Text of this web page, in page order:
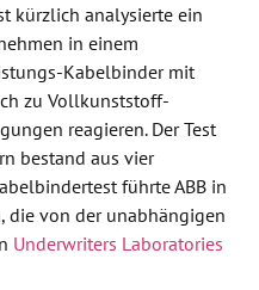
kürzlich analysierte ein
in einem
Kabelbinder mit
zu Vollkunststoff-
reagieren. Der Test
bestand aus vier
führte ABB in
die von der unabhängigen
Underwriters Laboratories